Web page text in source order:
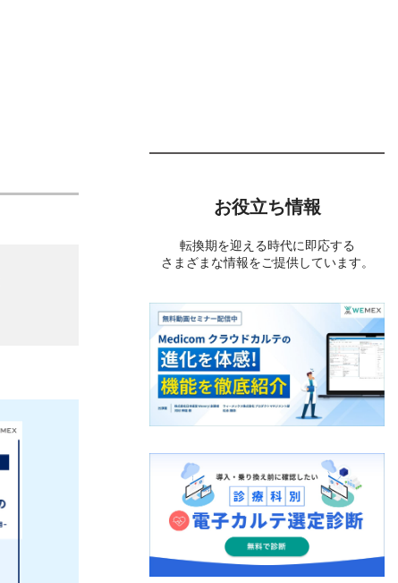
お役立ち情報
転換期を迎える時代に即応する
さまざまな情報をご提供しています。